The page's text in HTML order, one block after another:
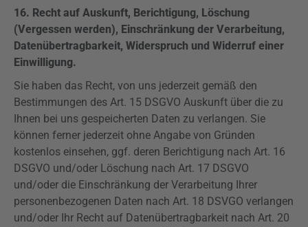
16. Recht auf Auskunft, Berichtigung, Löschung
(Vergessen werden), Einschränkung der Verarbeitung,
Datenübertragbarkeit, Widerspruch und Widerruf einer
Einwilligung.
Sie haben das Recht, von uns jederzeit gemäß den
Bestimmungen des Art. 15 DSGVO Auskunft über die zu
Ihnen bei uns gespeicherten Daten zu verlangen. Sie
können ferner jederzeit ohne Angabe von Gründen
kostenlos einsehen, ggf. deren Berichtigung nach Art. 16
DSGVO und/oder Löschung nach Art. 17 DSGVO
und/oder die Einschränkung der Verarbeitung Ihrer
personenbezogenen Daten nach Art. 18 DSVGO verlangen
und/oder Ihr Recht auf Datenübertragbarkeit nach Art. 20